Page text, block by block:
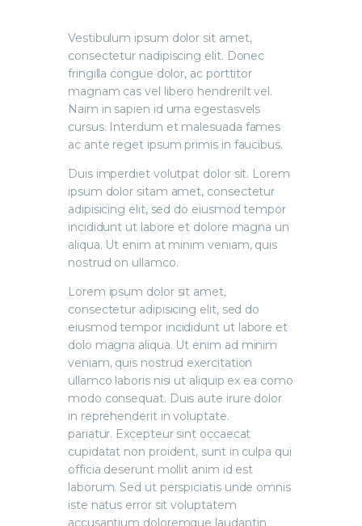
Vestibulum ipsum dolor sit amet,
consectetur nadipiscing elit. Donec
fringilla congue dolor, ac porttitor
magnam cas vel libero hendrerilt vel.
Naim in sapien id urna egestasvels
cursus. Interdum et malesuada fames
ac ante reget ipsum primis in faucibus.
Duis imperdiet volutpat dolor sit. Lorem
ipsum dolor sitam amet, consectetur
adipisicing elit, sed do eiusmod tempor
incididunt ut labore et dolore magna un
aliqua. Ut enim at minim veniam, quis
nostrud on ullamco.
Lorem ipsum dolor sit amet,
consectetur adipisicing elit, sed do
eiusmod tempor incididunt ut labore et
dolo magna aliqua. Ut enim ad minim
veniam, quis nostrud exercitation
ullamco laboris nisi ut aliquip ex ea como
modo consequat. Duis aute irure dolor
in reprehenderit in voluptate.
pariatur. Excepteur sint occaecat
cupidatat non proident, sunt in culpa qui
officia deserunt mollit anim id est
laborum. Sed ut perspiciatis unde omnis
iste natus error sit voluptatem
accusantium doloremque laudantin